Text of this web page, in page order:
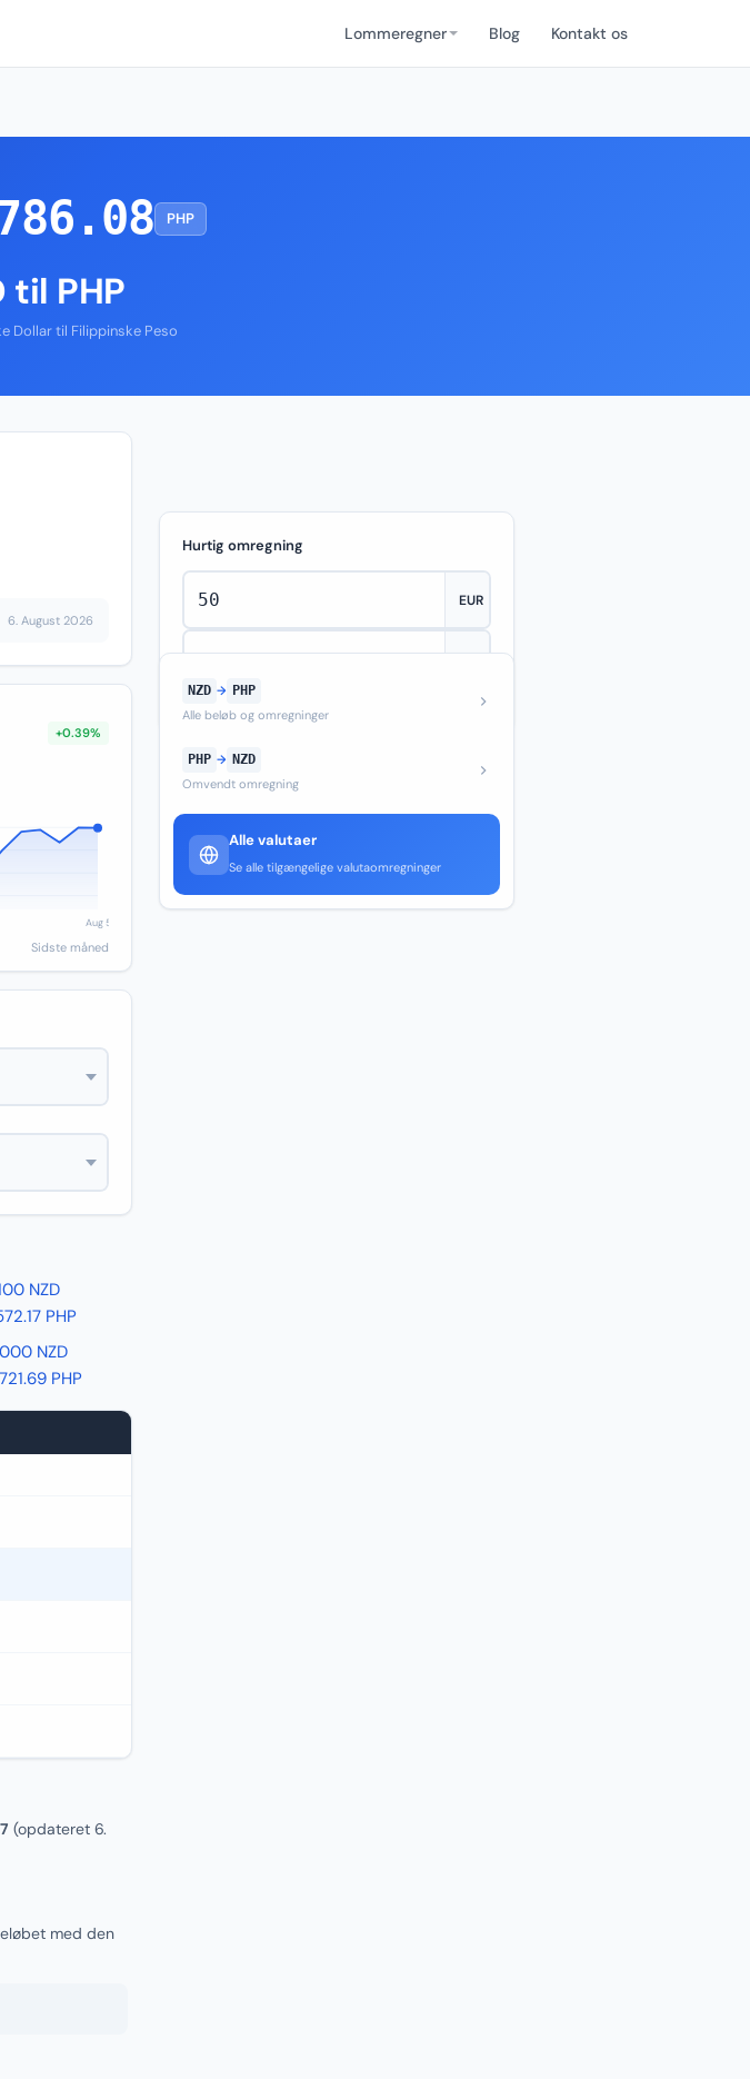
Lommeregner Blog Kontakt os
PHP
til PHP
Dollar til Filippinske Peso
6. August 2026
+0.39%
Sidste måned
NZD
PHP
NZD
PHP
(opdateret 6.
med den
Hurtig omregning
NZD → PHP
Alle beløb og omregninger
PHP → NZD
Omvendt omregning
Alle valutaer
Se alle tilgængelige valutaomregninger